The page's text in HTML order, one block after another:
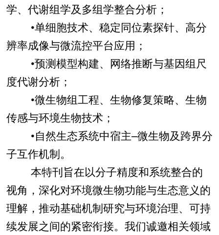
学、代谢组学及多组学整合分析；
•单细胞技术、稳定同位素探针、高分
辨率成像与微流控平台应用；
•预测模型构建、网络推断与基因组尺
度代谢分析；
•微生物组工程、生物修复策略、生物
传感与环境生物技术；
•自然生态系统中宿主–微生物及跨界分
子互作机制。
本特刊旨在以分子精度和系统整合的
视角，深化对环境微生物功能与生态意义的
理解，推动基础机制研究与环境治理、可持
续发展之间的紧密衔接。我们诚邀相关领域